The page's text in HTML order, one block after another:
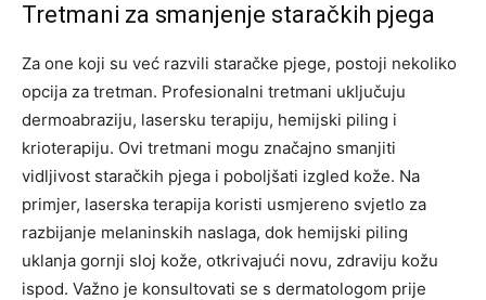
Tretmani za smanjenje staračkih pjega
Za one koji su već razvili staračke pjege, postoji nekoliko
opcija za tretman. Profesionalni tretmani uključuju
dermoabraziju, lasersku terapiju, hemijski piling i
krioterapiju. Ovi tretmani mogu značajno smanjiti
vidljivost staračkih pjega i poboljšati izgled kože. Na
primjer, laserska terapija koristi usmjereno svjetlo za
razbijanje melaninskih naslaga, dok hemijski piling
uklanja gornji sloj kože, otkrivajući novu, zdraviju kožu
ispod. Važno je konsultovati se s dermatologom prije